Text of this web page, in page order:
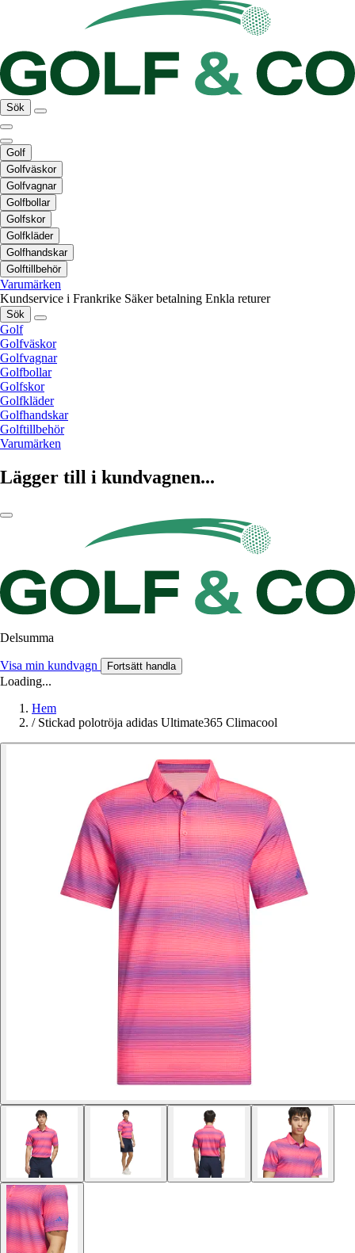
Sök
Golf
Golfväskor
Golfvagnar
Golfbollar
Golfskor
Golfkläder
Golfhandskar
Golftillbehör
Varumärken
Kundservice i Frankrike Säker betalning Enkla returer
Sök
Golf
Golfväskor
Golfvagnar
Golfbollar
Golfskor
Golfkläder
Golfhandskar
Golftillbehör
Varumärken
Lägger till i kundvagnen...
Delsumma
Visa min kundvagn Fortsätt handla
Loading...
Hem
/ Stickad polotröja adidas Ultimate365 Climacool